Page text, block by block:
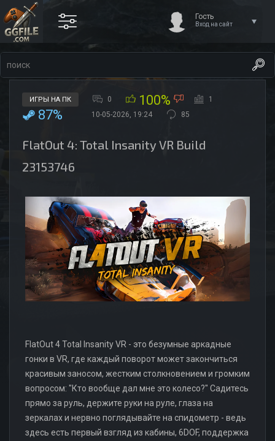
Гость
Вход на сайт
ИГРЫ НА ПК 0 100% 1
87% 10-05-2026, 19:24 85
FlatOut 4: Total Insanity VR Build
23153746
FlatOut 4 Total Insanity VR - это безумные аркадные
гонки в VR, где каждый поворот может закончиться
красивым заносом, жестким столкновением и громким
вопросом: "Кто вообще дал мне это колесо?" Садитесь
прямо за руль, держите руки на руле, глаза на
зеркалах и нервно поглядывайте на спидометр - ведь
здесь есть первый взгляд из кабины, 6DOF, поддержка